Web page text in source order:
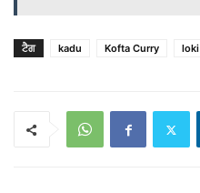
ਟੈਗ kadu Kofta Curry loki